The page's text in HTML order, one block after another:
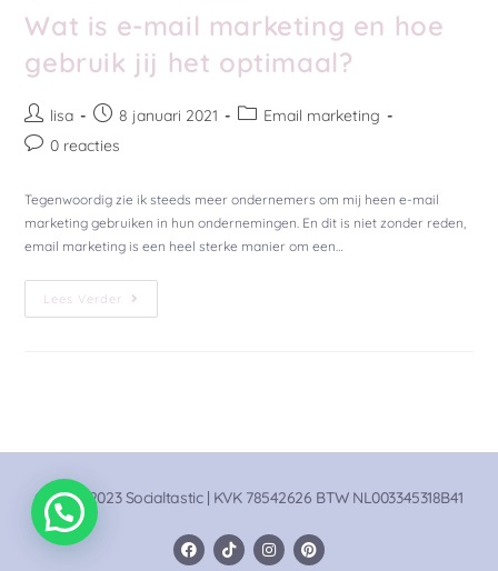
Wat is e-mail marketing en hoe
gebruik jij het optimaal?
lisa 8 januari 2021
Email marketing
0 reacties
Tegenwoordig zie ik steeds meer ondernemers om mij heen e-mail
marketing gebruiken in hun ondernemingen. En dit is niet zonder reden,
email marketing is een heel sterke manier om een…
Lees Verder
© 2020-2023 Socialtastic | KVK 78542626 BTW NL003345318B41